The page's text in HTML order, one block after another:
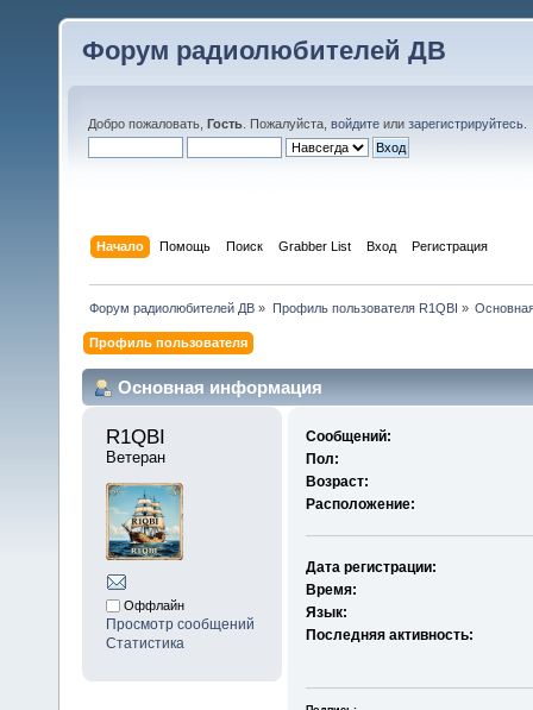
Форум радиолюбителей ДВ
Добро пожаловать, Гость . Пожалуйста, войдите или зарегистрируйтесь
Начало Помощь Поиск Grabber List Вход Регистрация
Форум радиолюбителей ДВ » Профиль пользователя R1QBI »
Профиль пользователя
Основная информация
R1QBI
Ветеран
Оффлайн
Просмотр сообщений
Статистика
Сообщений:
Пол:
Возраст:
Расположение:
Дата регистрации:
Время:
Язык:
Последняя активность: